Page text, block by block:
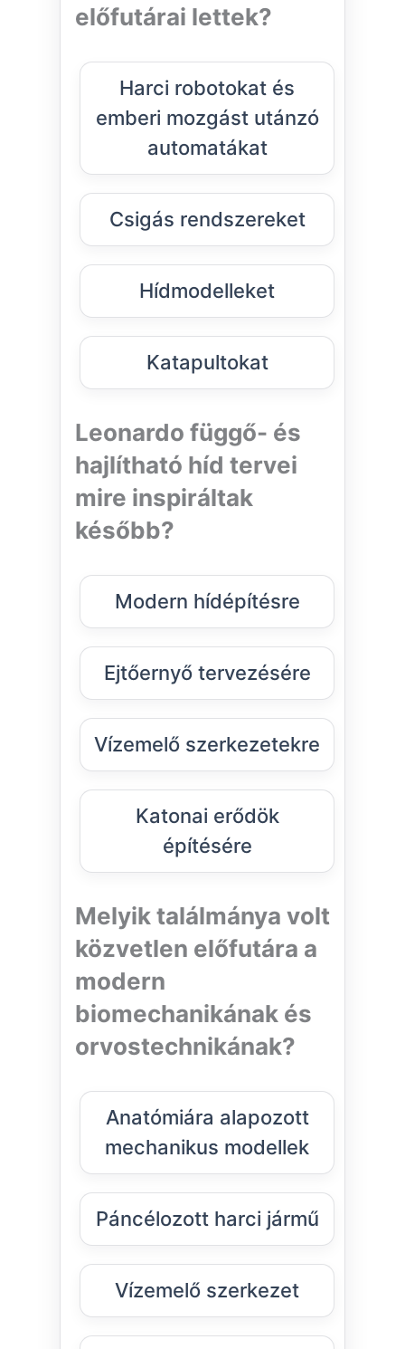
előfutárai lettek?
Harci robotokat és
emberi mozgást utánzó
automatákat
Csigás rendszereket
Hídmodelleket
Katapultokat
Leonardo függő- és
hajlítható híd tervei
mire inspiráltak
később?
Modern hídépítésre
Ejtőernyő tervezésére
Vízemelő szerkezetekre
Katonai erődök
építésére
Melyik találmánya volt
közvetlen előfutára a
modern
biomechanikának és
orvostechnikának?
Anatómiára alapozott
mechanikus modellek
Páncélozott harci jármű
Vízemelő szerkezet